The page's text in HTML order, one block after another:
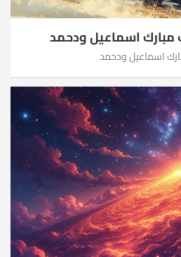
مبارك اسماعيل ودحمد
اسماعيل ودحمد